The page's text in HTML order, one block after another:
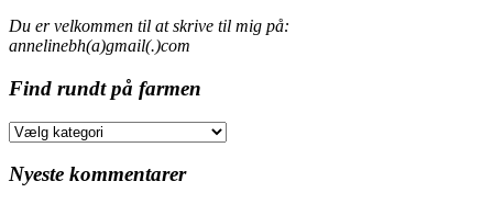
Du er velkommen til at skrive til mig på:
annelinebh(a)gmail(.)com
Find rundt på farmen
Find
på
farmen
Nyeste kommentarer